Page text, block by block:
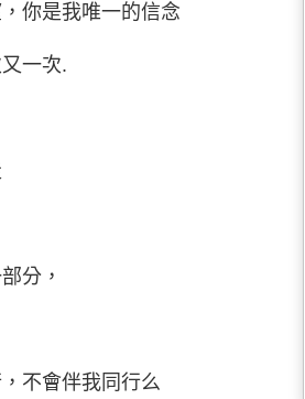
你是我唯一的信念
一次.
分，
不會伴我同行么